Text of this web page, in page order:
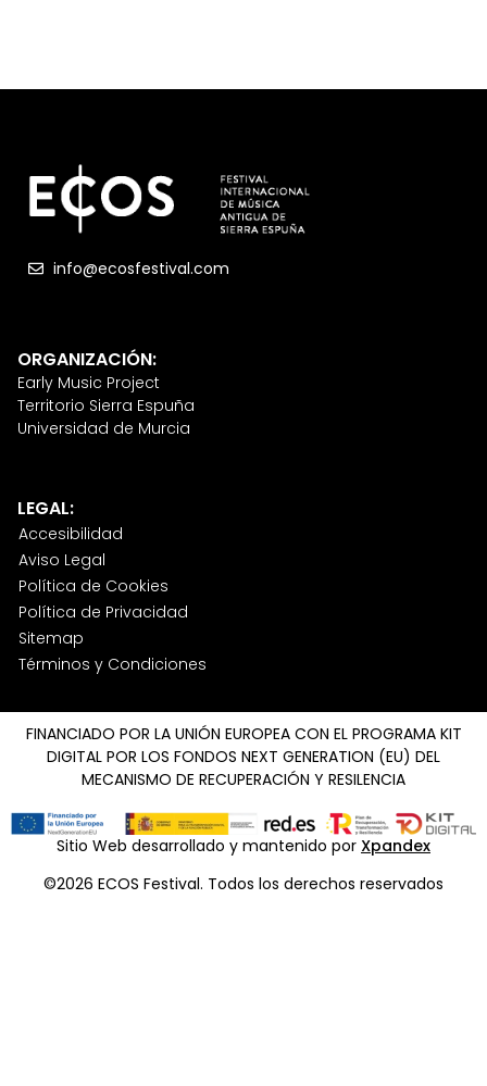
info@ecosfestival.com
ORGANIZACIÓN:
Early Music Project
Territorio Sierra Espuña
Universidad de Murcia
LEGAL:
Accesibilidad
Aviso Legal
Política de Cookies
Política de Privacidad
Sitemap
Términos y Condiciones
FINANCIADO POR LA UNIÓN EUROPEA CON EL PROGRAMA KIT
DIGITAL POR LOS FONDOS NEXT GENERATION (EU) DEL
MECANISMO DE RECUPERACIÓN Y RESILENCIA
Sitio Web desarrollado y mantenido por Xpandex
©2026 ECOS Festival. Todos los derechos reservados